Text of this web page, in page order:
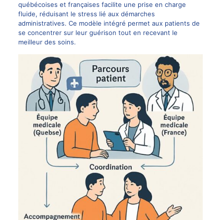
québécoises et françaises facilite une prise en charge
fluide, réduisant le stress lié aux démarches
administratives. Ce modèle intégré permet aux patients de
se concentrer sur leur guérison tout en recevant le
meilleur des soins.